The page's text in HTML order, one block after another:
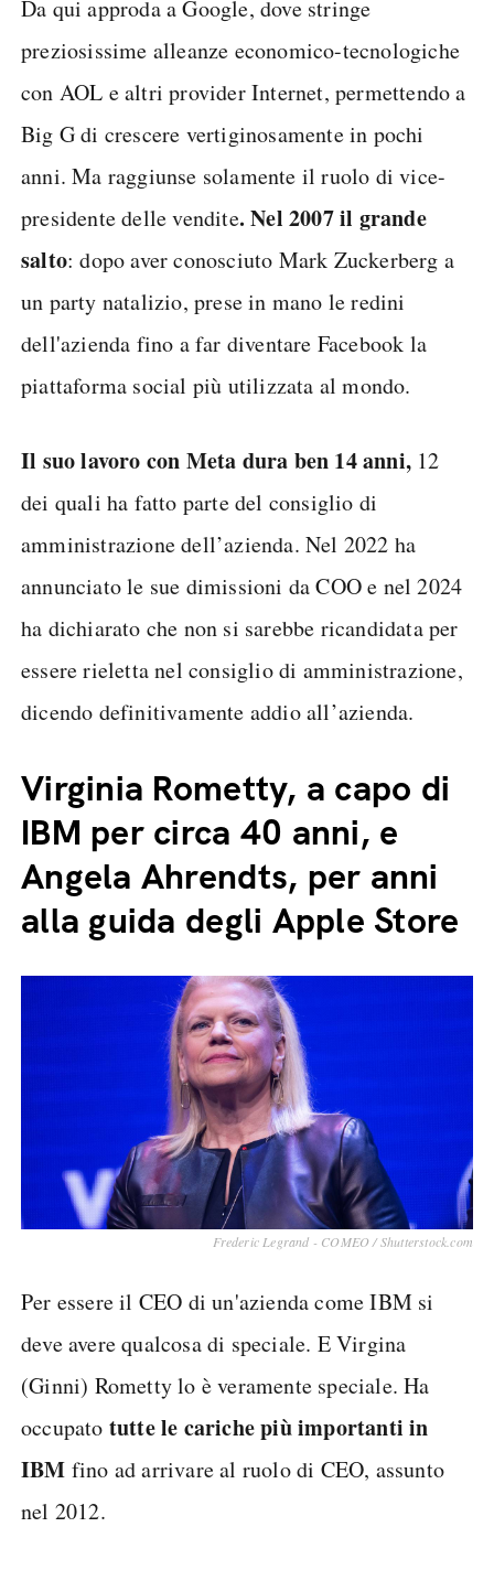
Da qui approda a Google, dove stringe
preziosissime alleanze economico-tecnologiche
con AOL e altri provider Internet, permettendo a
Big G di crescere vertiginosamente in pochi
anni. Ma raggiunse solamente il ruolo di vice-
presidente delle vendite. Nel 2007 il grande
salto: dopo aver conosciuto Mark Zuckerberg a
un party natalizio, prese in mano le redini
dell'azienda fino a far diventare Facebook la
piattaforma social più utilizzata al mondo.
Il suo lavoro con Meta dura ben 14 anni, 12
dei quali ha fatto parte del consiglio di
amministrazione dell’azienda. Nel 2022 ha
annunciato le sue dimissioni da COO e nel 2024
ha dichiarato che non si sarebbe ricandidata per
essere rieletta nel consiglio di amministrazione,
dicendo definitivamente addio all’azienda.
Virginia Rometty, a capo di
IBM per circa 40 anni, e
Angela Ahrendts, per anni
alla guida degli Apple Store
Frederic Legrand - COMEO / Shutterstock.com
Per essere il CEO di un'azienda come IBM si
deve avere qualcosa di speciale. E Virgina
(Ginni) Rometty lo è veramente speciale. Ha
occupato tutte le cariche più importanti in
IBM fino ad arrivare al ruolo di CEO, assunto
nel 2012.